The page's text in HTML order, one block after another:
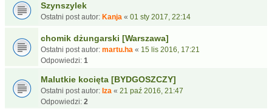
Szynszylek
Ostatni post autor: Kanja « 01 sty 2017, 22:14
chomik dżungarski [Warszawa]
Ostatni post autor: martu.ha « 15 lis 2016, 17:21
Odpowiedzi: 1
Malutkie kocięta [BYDGOSZCZY]
Ostatni post autor: Iza « 21 paź 2016, 21:47
Odpowiedzi: 2